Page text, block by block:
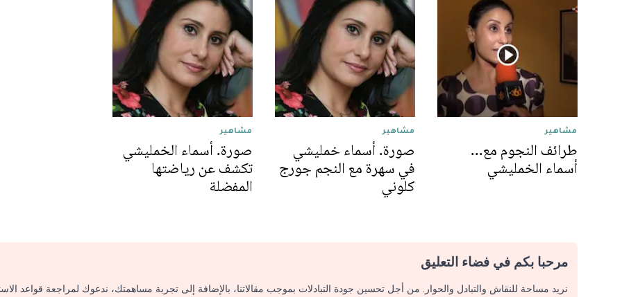
مشاهير
طرائف النجوم مع...
أسماء الخمليشي
مشاهير
صورة. أسماء خمليشي
في سهرة مع النجم جورج
كلوني
مشاهير
صورة. أسماء الخمليشي
تكشف عن رياضتها
المفضلة
مرحبا بكم في فضاء التعليق
نريد مساحة للنقاش والتبادل والحوار. من أجل تحسين جودة التبادلات بموجب مقالاتنا، بالإضافة إلى تجربة مساهمتك، ندعوك لمراجعة قواعد